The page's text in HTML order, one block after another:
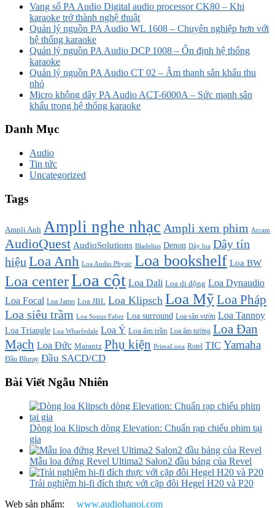
Vang số PA Audio Digital audio processor CK80 – Khi
karaoke trở thành nghệ thuật
Quản lý nguồn PA Audio WL 1608 – Chuyên nghiệp hơn với
hệ thống karaoke
Quản lý nguồn PA Audio DCP 1008 – Ổn định hệ thống
karaoke
Quản lý nguồn PA Audio CT 02 – Âm thanh sân khấu thu
nhỏ
Micro không dây PA Audio ACT-6000A – Sức mạnh sân
khấu trong hệ thống karaoke
Danh Mục
Audio
Tin tức
Uncategorized
Tags
Ampli Anh Ampli nghe nhạc Ampli xem phim Arcam
AudioQuest AudioSolutions Bladelius Denon Dây loa Dây tín
hiệu Loa Anh Loa Audio Physic Loa bookshelf Loa BW
Loa centerLoa cột Loa Dali Loa di động Loa Dynaudio
Loa Focal Loa Jamo Loa JBL Loa Klipsch Loa MỹLoa Pháp
Loa siêu trầm Loa Sonus Faber Loa surround Loa sân vườn Loa Tannoy
Loa Triangle Loa Wharfedale Loa Ý Loa âm trần Loa âm tường Loa Đan
Mạch Loa Đức Marantz Phụ kiện PrimaLuna Rotel TIC Yamaha
Đầu Bluray Đầu SACD/CD
Bài Viết Ngẫu Nhiên
Dòng loa Klipsch dòng Elevation: Chuẩn rạp chiếu phim tại
gia
Mẫu loa đứng Revel Ultima2 Salon2 đầu bảng của Revel
Trải nghiệm hi-fi đích thực với cặp đôi Hegel H20 và P20
Web sản phẩm: www.audiohanoi.com